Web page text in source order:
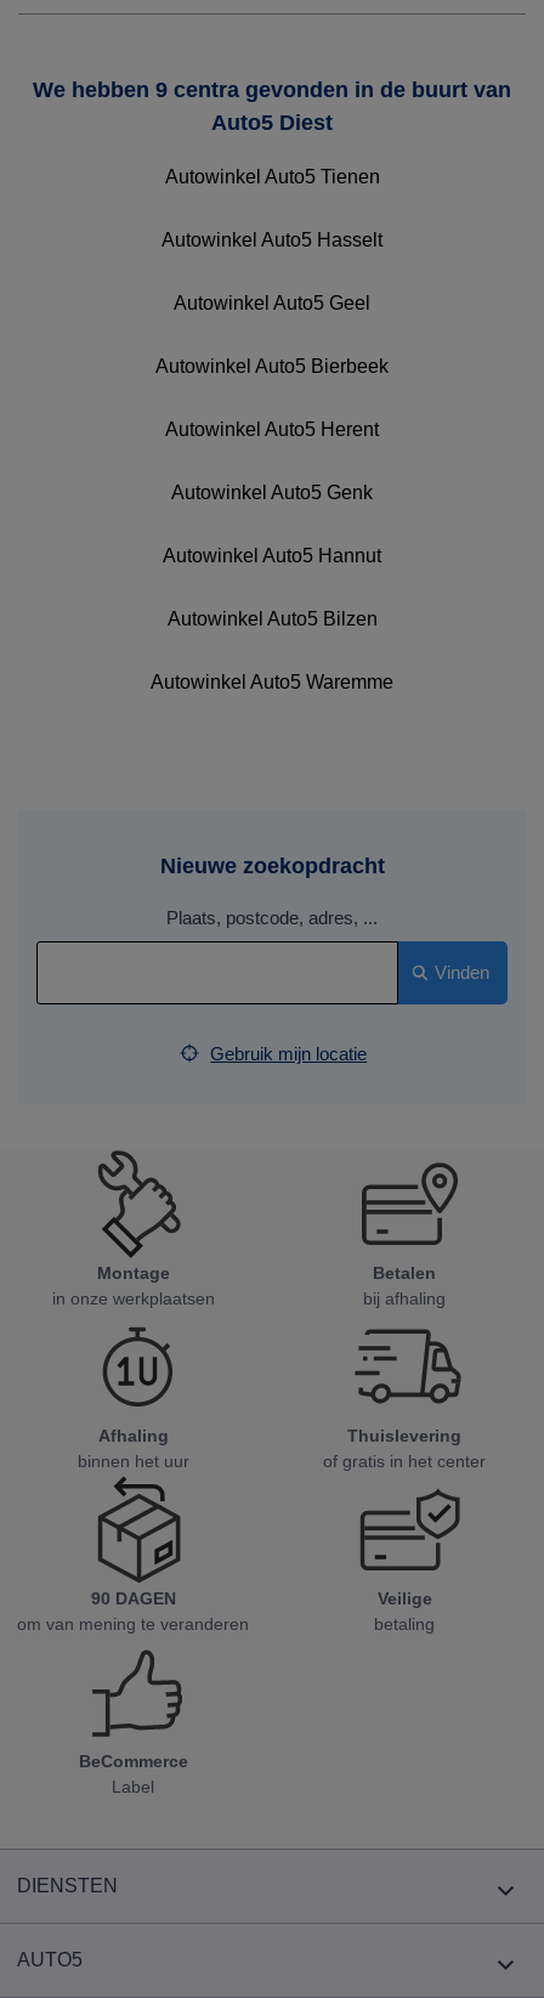
We hebben 9 centra gevonden in de buurt van
Auto5 Diest
Autowinkel Auto5 Tienen
Autowinkel Auto5 Hasselt
Autowinkel Auto5 Geel
Autowinkel Auto5 Bierbeek
Autowinkel Auto5 Herent
Autowinkel Auto5 Genk
Autowinkel Auto5 Hannut
Autowinkel Auto5 Bilzen
Autowinkel Auto5 Waremme
Nieuwe zoekopdracht
Plaats, postcode, adres, ...
Vinden
Gebruik mijn locatie
DIENSTEN
AUTO5
Montage
in onze werkplaatsen
Betalen
bij afhaling
Afhaling
binnen het uur
Thuislevering
of gratis in het center
90 DAGEN
om van mening te veranderen
Veilige
betaling
BeCommerce
Label